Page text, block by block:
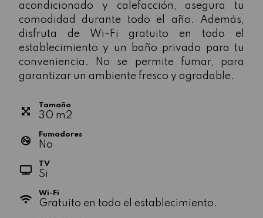
acondicionado y calefacción, asegura tu
comodidad durante todo el año. Además,
disfruta de Wi-Fi gratuito en todo el
establecimiento y un baño privado para tu
conveniencia. No se permite fumar, para
garantizar un ambiente fresco y agradable.
Tamaño
30 m2
Fumadores
No
TV
Si
Wi-Fi
Gratuito en todo el establecimiento.